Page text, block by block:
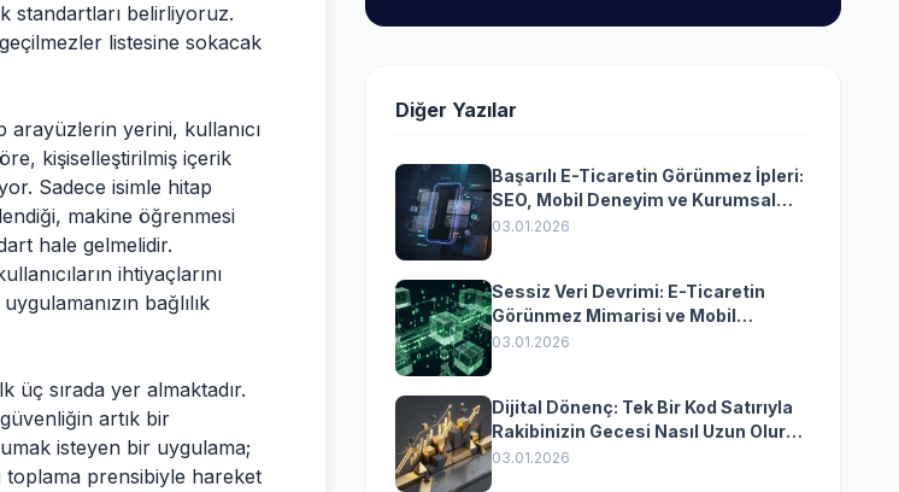
standartları belirliyoruz.
listesine sokacak
yerini, kullanıcı
kişiselleştirilmiş içerik
Sadece isimle hitap
makine öğrenmesi
hale gelmelidir.
ihtiyaçlarını
bağlılık
üç sırada yer almaktadır.
artık bir
isteyen bir uygulama;
prensibiyle hareket
Diğer Yazılar
Başarılı E-Ticaretin Görünmez İpleri:
SEO, Mobil Deneyim ve Kurumsal
Yazılımın Kazandıran
03.01.2026
Sessiz Veri Devrimi: E-Ticaretin
Görünmez Mimarisi ve Mobil
Dönüşümün Kurumsal Anahtarı
03.01.2026
Dijital Dönenç: Tek Bir Kod Satırıyla
Rakibinizin Gecesi Nasıl Uzun Olur?
(Kurumsal Yazılımın Güçlü Rolü)
03.01.2026